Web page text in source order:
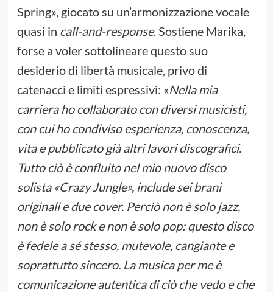
Spring», giocato su un’armonizzazione vocale
quasi in call-and-response. Sostiene Marika,
forse a voler sottolineare questo suo
desiderio di libertà musicale, privo di
catenacci e limiti espressivi: «Nella mia
carriera ho collaborato con diversi musicisti,
con cui ho condiviso esperienza, conoscenza,
vita e pubblicato già altri lavori discografici.
Tutto ciò è confluito nel mio nuovo disco
solista «Crazy Jungle», include sei brani
originali e due cover. Perciò non è solo jazz,
non è solo rock e non è solo pop: questo disco
è fedele a sé stesso, mutevole, cangiante e
soprattutto sincero. La musica per me è
comunicazione autentica di ciò che vedo e che